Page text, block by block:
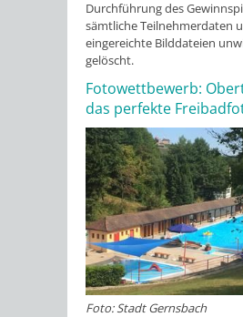
Durchführung des
sämtliche Teilnehmerdaten
eingereichte Bilddateien
gelöscht.
Fotowettbewerb:
das perfekte
Foto: Stadt Gernsbach